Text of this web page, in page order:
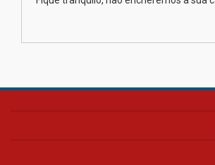
na educação dos